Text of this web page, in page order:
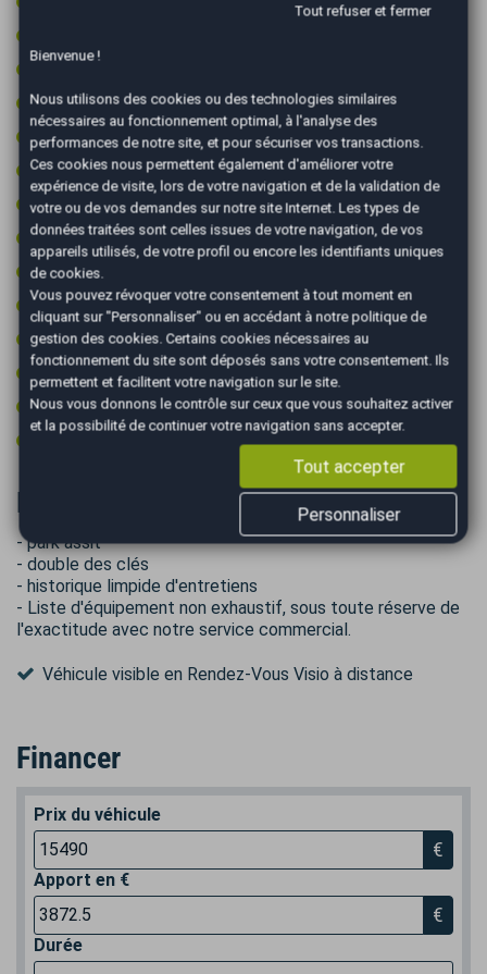
Start & Stop
Système d'alerte de véhicule en approche
Système de caméras 360°
Système de détection d'obstacles
Système de détection de somnolence
Toit ouvrant panoramique
Type Essieu 4x2
Vitres surteintées
Volant chauffant
Volant cuir
Volant multifonctions
Informations complémentaires
- park assit
- double des clés
- historique limpide d'entretiens
- Liste d'équipement non exhaustif, sous toute réserve de
l'exactitude avec notre service commercial.
Véhicule visible en Rendez-Vous Visio à distance
Financer
Prix du véhicule
€
Apport en €
€
Durée
Tout refuser et fermer
Bienvenue !
Nous utilisons des cookies ou des technologies similaires
nécessaires au fonctionnement optimal, à l'analyse des
performances de notre site, et pour sécuriser vos transactions.
Ces cookies nous permettent également d'améliorer votre
expérience de visite, lors de votre navigation et de la validation de
votre ou de vos demandes sur notre site Internet. Les types de
données traitées sont celles issues de votre navigation, de vos
appareils utilisés, de votre profil ou encore les identifiants uniques
de cookies.
Vous pouvez révoquer votre consentement à tout moment en
cliquant sur "Personnaliser" ou en accédant à notre politique de
gestion des cookies. Certains cookies nécessaires au
fonctionnement du site sont déposés sans votre consentement. Ils
permettent et facilitent votre navigation sur le site.
Nous vous donnons le contrôle sur ceux que vous souhaitez activer
et la possibilité de continuer votre navigation sans accepter.
Tout accepter
Personnaliser